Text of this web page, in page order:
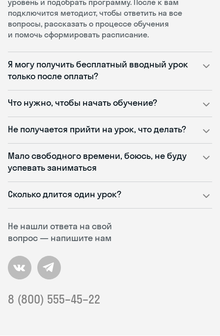
Не нашли ответа на свой
вопрос — напишите нам
8 (800) 555–45–22
уровень и подобрать программу. После к вам
подключится методист, чтобы ответить на все
вопросы, рассказать о процессе обучения
и помочь сформировать расписание.
Я могу получить бесплатный вводный урок
только после оплаты?
Что нужно, чтобы начать обучение?
Не получается прийти на урок, что делать?
Мало свободного времени, боюсь, не буду
успевать заниматься
Сколько длится один урок?